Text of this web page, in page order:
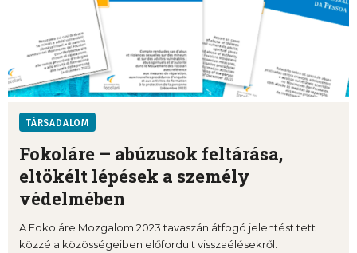
TÁRSADALOM
Fokoláre – abúzusok feltárása,
eltökélt lépések a személy
védelmében
A Fokoláre Mozgalom 2023 tavaszán átfogó jelentést tett
közzé a közösségeiben előfordult visszaélésekről.